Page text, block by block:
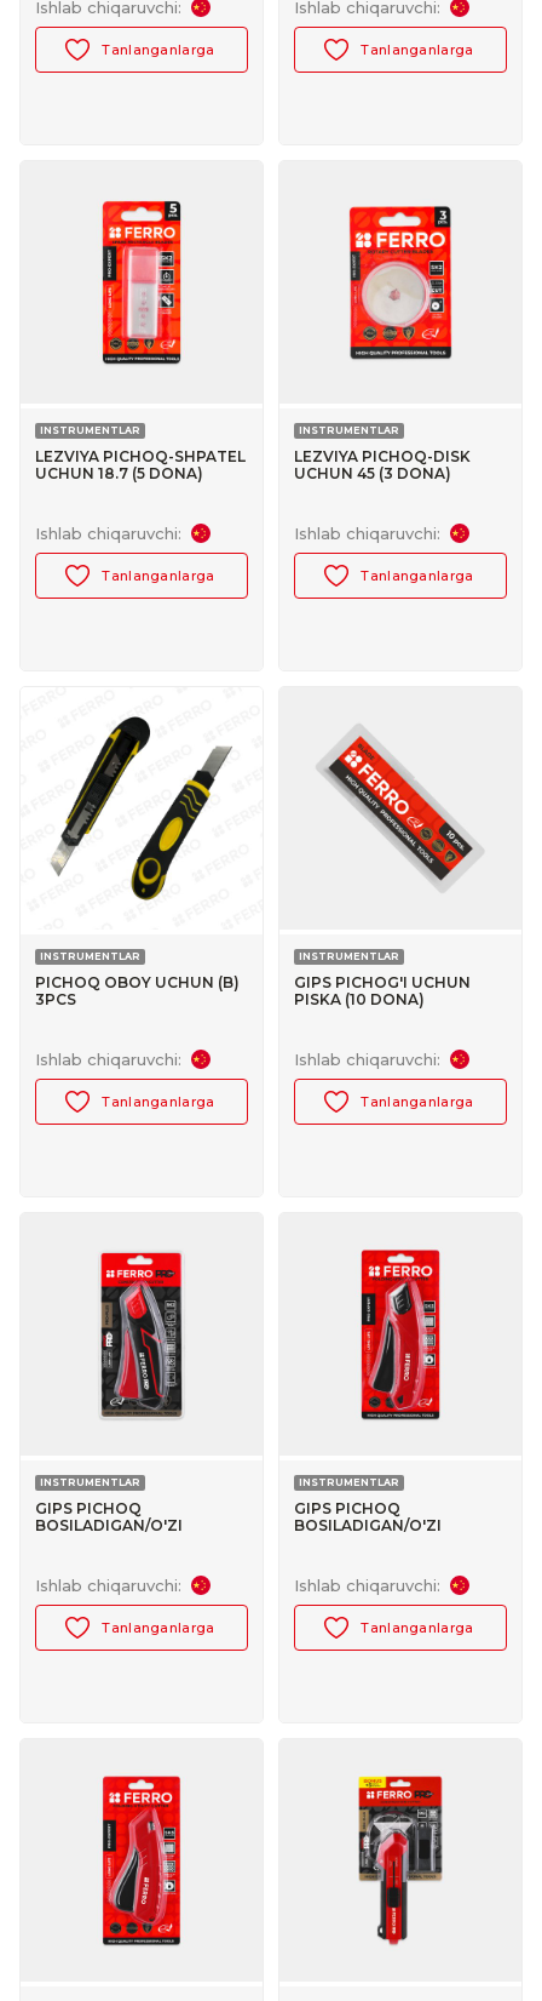
Ishlab chiqaruvchi:
Tanlanganlarga
Ishlab chiqaruvchi:
Tanlanganlarga
INSTRUMENTLAR
LEZVIYA PICHOQ-SHPATEL
UCHUN 18.7 (5 DONA)
Ishlab chiqaruvchi:
Tanlanganlarga
INSTRUMENTLAR
LEZVIYA PICHOQ-DISK
UCHUN 45 (3 DONA)
Ishlab chiqaruvchi:
Tanlanganlarga
INSTRUMENTLAR
PICHOQ OBOY UCHUN (B)
3PCS
Ishlab chiqaruvchi:
Tanlanganlarga
INSTRUMENTLAR
GIPS PICHOG'I UCHUN
PISKA (10 DONA)
Ishlab chiqaruvchi:
Tanlanganlarga
INSTRUMENTLAR
GIPS PICHOQ
BOSILADIGAN/O'ZI
Ishlab chiqaruvchi:
Tanlanganlarga
INSTRUMENTLAR
GIPS PICHOQ
BOSILADIGAN/O'ZI
Ishlab chiqaruvchi:
Tanlanganlarga